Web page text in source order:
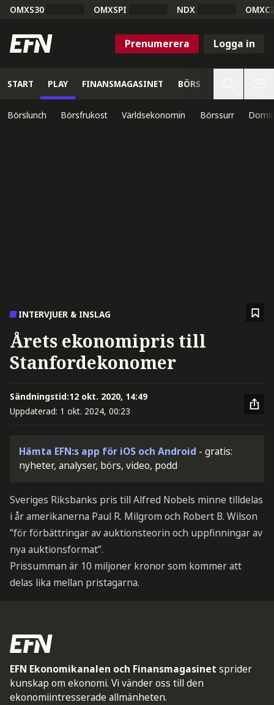
OMXS30 OMXSPI NDX
Prenumerera Logga in
START PLAY FINANSMAGASINET BÖRS
Börslunch Börsfrukost Världsekonomin Börssurr
INTERVJUER & INSLAG
Årets ekonomipris till
Stanfordekonomer
Sändningstid:12 okt. 2020, 14:49
Uppdaterad: 1 okt. 2024, 00:23
Hämta EFN:s app för iOS och Android - gratis:
nyheter, analyser, börs, video, podd
Sveriges Riksbanks pris till Alfred Nobels minne tilldelas
i år amerikanerna Paul R. Milgrom och Robert B. Wilson
”för förbättringar av auktionsteorin och uppfinningar av
nya auktionsformat”.
Prissumman är 10 miljoner kronor som kommer att
delas lika mellan pristagarna.
EFN Ekonomikanalen och Finansmagasinet sprider
kunskap om ekonomi. Vi vänder oss till den
ekonomiintresserade allmänheten.